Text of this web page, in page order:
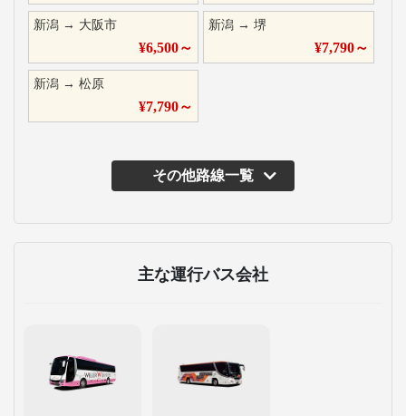
新潟 → 大阪市
¥6,500～
新潟 →堺
¥7,790～
新潟 → 松原
¥7,790～
その他路線一覧
主な運行バス会社